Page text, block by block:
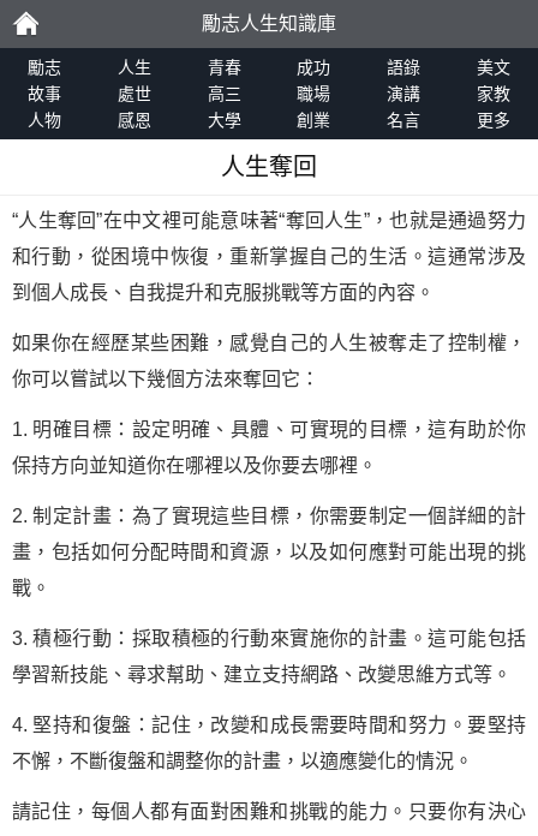
勵
志
勵志人生知識庫
勵志 人生 青春 成功 語錄
美文
故事
處世 高三 職場 演講
家教
人物
感恩 大學 創業 名言 更多
人生奪回
“人生奪回”在中文裡可能意味著“奪回人生”，也就是通過努力
和行動，從困境中恢復，重新掌握自己的生活。這通常涉及
到個人成長、自我提升和克服挑戰等方面的內容。
如果你在經歷某些困難，感覺自己的人生被奪走了控制權，
你可以嘗試以下幾個方法來奪回它：
1. 明確目標：設定明確、具體、可實現的目標，這有助於你
保持方向並知道你在哪裡以及你要去哪裡。
2. 制定計畫：為了實現這些目標，你需要制定一個詳細的計
畫，包括如何分配時間和資源，以及如何應對可能出現的挑
戰。
3. 積極行動：採取積極的行動來實施你的計畫。這可能包括
學習新技能、尋求幫助、建立支持網路、改變思維方式等。
4. 堅持和復盤：記住，改變和成長需要時間和努力。要堅持
不懈，不斷復盤和調整你的計畫，以適應變化的情況。
請記住，每個人都有面對困難和挑戰的能力。只要你有決心